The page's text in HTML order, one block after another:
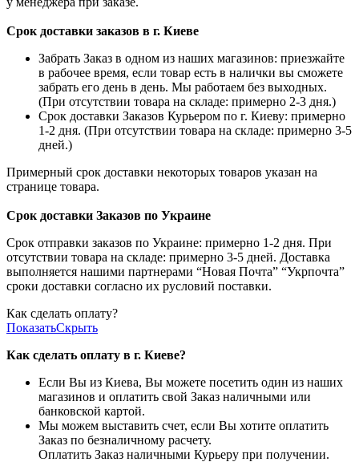
Срок доставки заказов в г. Киеве
Забрать Заказ в одном из наших магазинов: приезжайте
в рабочее время, если товар есть в налички вы сможете
забрать его день в день. Мы работаем без выходных.
(При отсутствии товара на складе: примерно 2-3 дня.)
Срок доставки Заказов Курьером по г. Киеву: примерно
1-2 дня. (При отсутствии товара на складе: примерно 3-5
дней.)
Примерный срок доставки некоторых товаров указан на
странице товара.
Срок доставки Заказов по Украине
Срок отправки заказов по Украине: примерно 1-2 дня. При
отсутствии товара на складе: примерно 3-5 дней. Доставка
выполняется нашими партнерами “Новая Почта” “Укрпочта”
сроки доставки согласно их русловий поставки.
Как сделать оплату?
ПоказатьСкрыть
Как сделать оплату в г. Киеве?
Если Вы из Киева, Вы можете посетить один из наших
магазинов и оплатить свой Заказ наличными или
банковской картой.
Мы можем выставить счет, если Вы хотите оплатить
Заказ по безналичному расчету.
Оплатить Заказ наличными Курьеру при получении.